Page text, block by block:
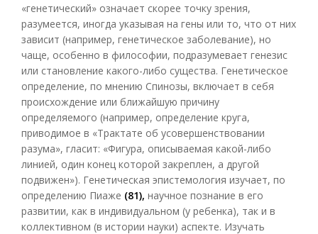
«генетический» означает скорее точку зрения,
разумеется, иногда указывая на гены или то, что от них
зависит (например, генетическое заболевание), но
чаще, особенно в философии, подразумевает генезис
или становление какого-либо существа. Генетическое
определение, по мнению Спинозы, включает в себя
происхождение или ближайшую причину
определяемого (например, определение круга,
приводимое в «Трактате об усовершенствовании
разума», гласит: «Фигура, описываемая какой-либо
линией, один конец которой закреплен, а другой
подвижен»). Генетическая эпистемология изучает, по
определению Пиаже (81), научное познание в его
развитии, как в индивидуальном (у ребенка), так и в
коллективном (в истории науки) аспекте. Изучать